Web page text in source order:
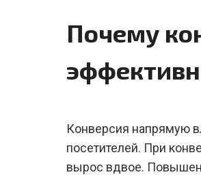
Почему
Конверсия напрямую
посетителей. При
вырос вдвое.